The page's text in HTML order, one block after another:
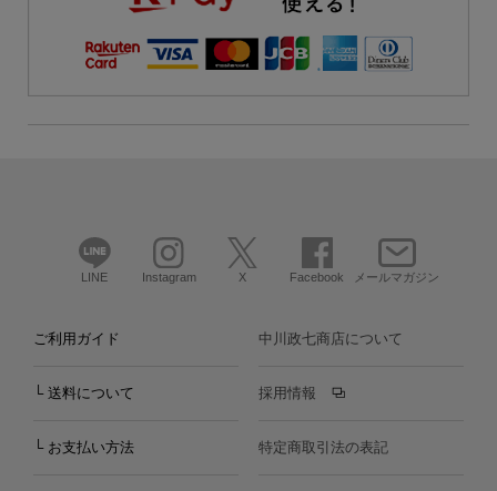
LINE Instagram X Facebook メールマガジン
ご利用ガイド
└ 送料について
└ お支払い方法
中川政七商店について
採用情報
特定商取引法の表記